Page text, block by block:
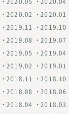
2020.05 2020.04
2020.02 2020.01
2019.11 2019.10
2019.08 2019.07
2019.05 2019.04
2019.02 2019.01
2018.11 2018.10
2018.08 2018.06
2018.04 2018.03